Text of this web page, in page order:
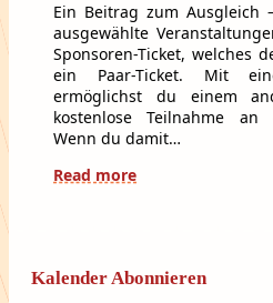
Ein Beitrag zum Ausgleich
ausgewählte
Sponsoren-Ticket, welches
ein Paar-Ticket. Mit
ermöglichst du einem
kostenlose Teilnahme an
Wenn du damit…
Read more
Kalender Abonnieren